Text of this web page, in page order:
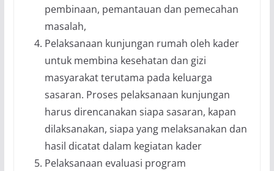
pembinaan, pemantauan dan pemecahan
masalah,
Pelaksanaan kunjungan rumah oleh kader
untuk membina kesehatan dan gizi
masyarakat terutama pada keluarga
sasaran. Proses pelaksanaan kunjungan
harus direncanakan siapa sasaran, kapan
dilaksanakan, siapa yang melaksanakan dan
hasil dicatat dalam kegiatan kader
Pelaksanaan evaluasi program